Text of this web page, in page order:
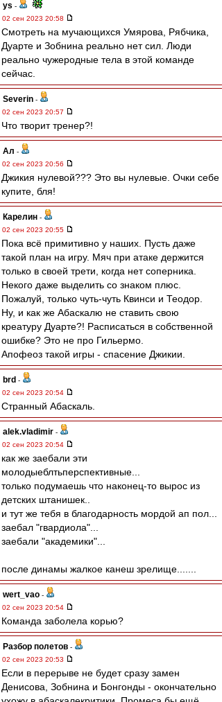
ys -
02 сен 2023 20:58
Смотреть на мучающихся Умярова, Рябчика,
Дуарте и Зобнина реально нет сил. Люди
реально чужеродные тела в этой команде
сейчас.
Severin -
02 сен 2023 20:57
Что творит тренер?!
Ал -
02 сен 2023 20:56
Джикия нулевой??? Это вы нулевые. Очки себе
купите, бля!
Карелин -
02 сен 2023 20:55
Пока всё примитивно у наших. Пусть даже
такой план на игру. Мяч при атаке держится
только в своей трети, когда нет соперника.
Некого даже выделить со знаком плюс.
Пожалуй, только чуть-чуть Квинси и Теодор.
Ну, и как же Абаскалю не ставить свою
креатуру Дуарте?! Расписаться в собственной
ошибке? Это не про Гильермо.
Апофеоз такой игры - спасение Джикии.
brd -
02 сен 2023 20:54
Странный Абаскаль.
alek.vladimir -
02 сен 2023 20:54
как же заебали эти
молодыеблтьперспективные...
только подумаешь что наконец-то вырос из
детских штанишек..
и тут же тебя в благодарность мордой ап пол...
заебал "гвардиола"...
заебали "академики"...
после динамы жалкое канеш зрелище.......
wert_vao -
02 сен 2023 20:54
Команда заболела корью?
Разбор полетов -
02 сен 2023 20:53
Если в перерыве не будет сразу замен
Денисова, Зобнина и Бонгонды - окончательно